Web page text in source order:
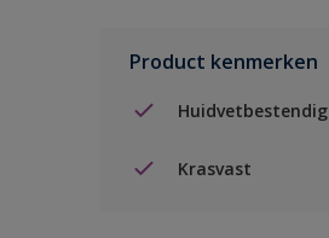
Product kenmerken
Huidvetbestendig
Krasvast